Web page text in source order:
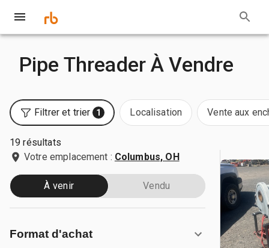
Pipe Threader À Vendre
Filtrer et trier 1 Localisation Vente aux
19 résultats
Votre emplacement : Columbus, OH
À venir Vendu
Format d'achat